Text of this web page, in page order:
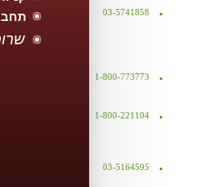
24/7 שרותים
03-5741858
1-800-773773
1-800-221104
03-5164595